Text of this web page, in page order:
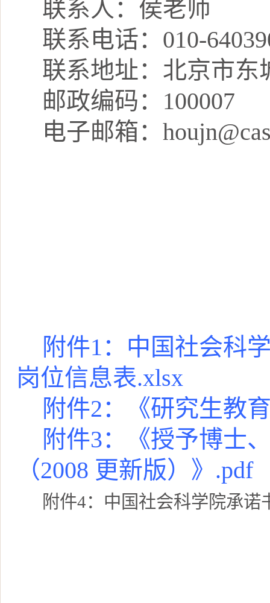
联系人：侯老师
联系电话： 010-
联系地址：北京市东
邮政编码： 100007
电子邮箱： houjn
附件1：中国社会科
岗位信息表.xlsx
附件2：《研究生教
附件3：《授予博士
（2008 更新版）》.pdf
附件4：中国社会科学院承诺